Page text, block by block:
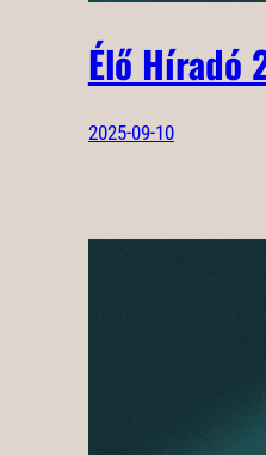
Élő Híradó
2025-09-10